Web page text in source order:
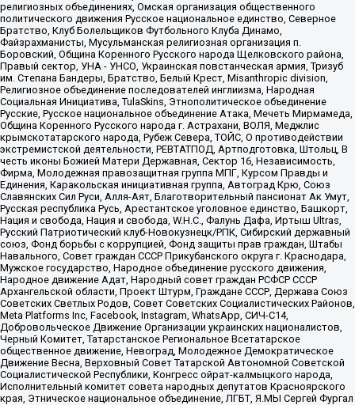
религиозных объединениях, Омская организация общественного
политического движения Русское национальное единство, Северное
Братство, Клуб Болельщиков Футбольного Клуба Динамо,
Файзрахманисты, Мусульманская религиозная организация п.
Боровский, Община Коренного Русского народа Щелковского района,
Правый сектор, УНА - УНСО, Украинская повстанческая армия, Тризуб
им. Степана Бандеры, Братство, Белый Крест, Misanthropic division,
Религиозное объединение последователей инглиизма, Народная
Социальная Инициатива, TulaSkins, Этнополитическое объединение
Русские, Русское национальное объединение Атака, Мечеть Мирмамеда,
Община Коренного Русского народа г. Астрахани, ВОЛЯ, Меджлис
крымскотатарского народа, Рубеж Севера, ТОЙС, О противодействии
экстремистской деятельности, РЕВТАТПОД, Артподготовка, Штольц, В
честь иконы Божией Матери Державная, Сектор 16, Независимость,
Фирма, Молодежная правозащитная группа МПГ, Курсом Правды и
Единения, Каракольская инициативная группа, Автоград Крю, Союз
Славянских Сил Руси, Алля-Аят, Благотворительный пансионат Ак Умут,
Русская республика Русь, Арестантское уголовное единство, Башкорт,
Нация и свобода, Нация и свобода, W.H.С., Фалунь Дафа, Иртыш Ultras,
Русский Патриотический клуб-Новокузнецк/РПК, Сибирский державный
союз, Фонд борьбы с коррупцией, Фонд защиты прав граждан, Штабы
Навального, Совет граждан СССР Прикубанского округа г. Краснодара,
Мужское государство, Народное объединение русского движения,
Народное движение Адат, Народный совет граждан РСФСР СССР
Архангельской области, Проект Штурм, Граждане СССР, Держава Союз
Советских Светлых Родов, Совет Советских Социалистических Районов,
Meta Platforms Inc, Facebook, Instagram, WhatsApp, СИЧ-С14,
Добровольческое Движение Организации украинских националистов,
Черный Комитет, Татарстанское Региональное Всетатарское
общественное движение, Невоград, Молодежное Демократическое
Движение Весна, Верховный Совет Татарской Автономной Советской
Социалистической Республики, Конгресс ойрат-калмыцкого народа,
Исполнительный комитет совета народных депутатов Красноярского
края, Этническое национальное объединение, ЛГБТ, Я.МЫ Сергей Фургал